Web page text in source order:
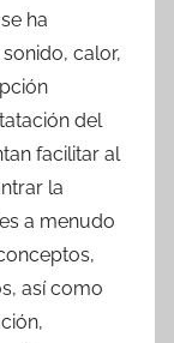
ha
calor,
del
facilitar al
la
a menudo
así como